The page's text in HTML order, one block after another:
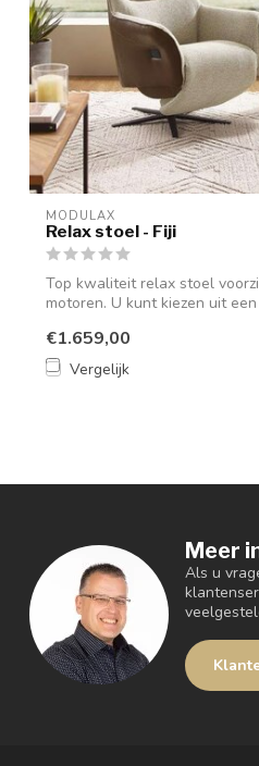
MODULAX
Relax stoel - Fiji
Top kwaliteit relax stoel
motoren. U kunt kiezen uit
€1.659,00
Vergelijk
Meer
Als u